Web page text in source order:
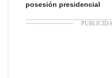
posesión presidencial